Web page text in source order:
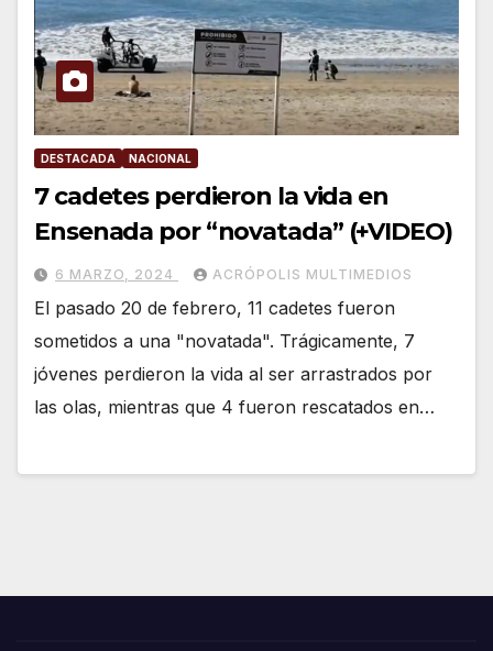
DESTACADA NACIONAL
7 cadetes perdieron la vida en
Ensenada por “novatada” (+VIDEO)
6 MARZO, 2024 ACRÓPOLIS MULTIMEDIOS
El pasado 20 de febrero, 11 cadetes fueron
sometidos a una "novatada". Trágicamente, 7
jóvenes perdieron la vida al ser arrastrados por
las olas, mientras que 4 fueron rescatados en…